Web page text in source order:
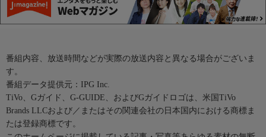
番組内容、放送時間などが実際の放送内容と異なる場合がございま
す。
番組データ提供元：IPG Inc.
TiVo、Gガイド、G-GUIDE、およびGガイドロゴは、米国TiVo
Brands LLCおよび／またはその関連会社の日本国内における商標ま
たは登録商標です。